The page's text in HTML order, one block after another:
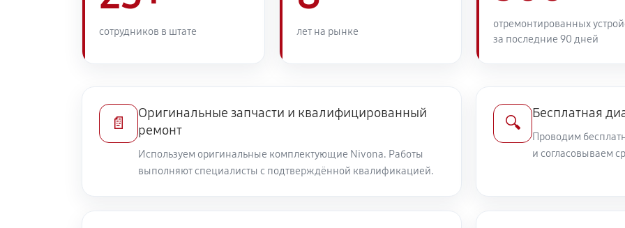
сотрудников в штате лет на рынке
отремонтированных
за последние 90 дней
📄
Оригинальные запчасти и квалифицированный
ремонт
Используем оригинальные комплектующие Nivona. Работы
выполняют специалисты с подтверждённой квалификацией.
🔍
Бесплатная
Проводим
и согласовываем